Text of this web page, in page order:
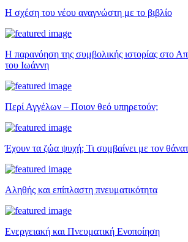
Η σχέση του νέου αναγνώστη με το βιβλίο
Η παρανόηση της συμβολικής ιστορίας στο
του Ιωάννη
Περί Αγγέλων – Ποιον θεό υπηρετούν;
Έχουν τα ζώα ψυχή; Τι συμβαίνει με τον
Αληθής και επίπλαστη πνευματικότητα
Ενεργειακή και Πνευματική Ενοποίηση